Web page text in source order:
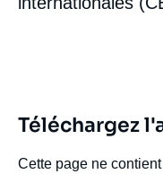
Téléchargez
Cette page ne